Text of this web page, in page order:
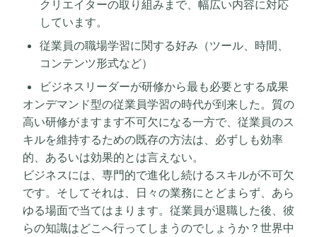
クリエイターの取り組みまで、幅広い内容に対応
しています。
従業員の職場学習に関する好み（ツール、時間、
コンテンツ形式など）
ビジネスリーダーが研修から最も必要とする成果
オンデマンド型の従業員学習の時代が到来した。質の
高い研修がますます不可欠になる一方で、従業員のス
キルを維持するための既存の方法は、必ずしも効率
的、あるいは効果的とは言えない。
ビジネスには、専門的で進化し続けるスキルが不可欠
です。そしてそれは、日々の業務にとどまらず、あら
ゆる場面で当てはまります。従業員が退職した後、彼
らの知識はどこへ行ってしまうのでしょうか？世界中